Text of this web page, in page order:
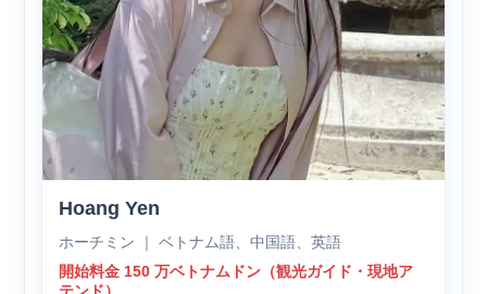
Hoang Yen
ホーチミン ｜ ベトナム語、中国語、英語
開始料金 150 万ベトナムドン（観光ガイド・現地ア
テンド）